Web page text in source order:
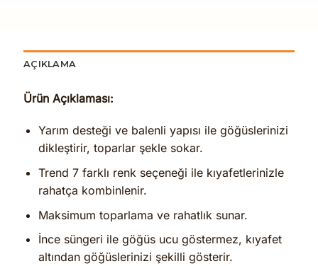
AÇIKLAMA
Ürün Açıklaması:
Yarım desteği ve balenli yapısı ile göğüslerinizi
dikleştirir, toparlar şekle sokar.
Trend 7 farklı renk seçeneği ile kıyafetlerinizle
rahatça kombinlenir.
Maksimum toparlama ve rahatlık sunar.
İnce süngeri ile göğüs ucu göstermez, kıyafet
altından göğüslerinizi şekilli gösterir.